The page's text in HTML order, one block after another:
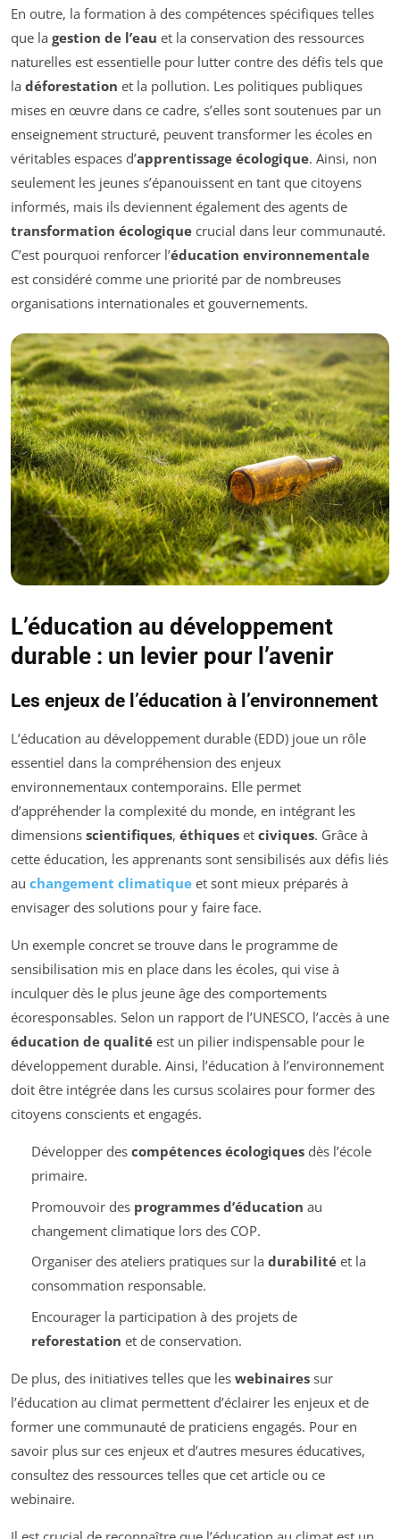
En outre, la formation à des compétences spécifiques telles
que la gestion de l’eau et la conservation des ressources
naturelles est essentielle pour lutter contre des défis tels que
la déforestation et la pollution. Les politiques publiques
mises en œuvre dans ce cadre, s’elles sont soutenues par un
enseignement structuré, peuvent transformer les écoles en
véritables espaces d’apprentissage écologique. Ainsi, non
seulement les jeunes s’épanouissent en tant que citoyens
informés, mais ils deviennent également des agents de
transformation écologique crucial dans leur communauté.
C’est pourquoi renforcer l’éducation environnementale
est considéré comme une priorité par de nombreuses
organisations internationales et gouvernements.
L’éducation au développement
durable : un levier pour l’avenir
Les enjeux de l’éducation à l’environnement
L’éducation au développement durable (EDD) joue un rôle
essentiel dans la compréhension des enjeux
environnementaux contemporains. Elle permet
d’appréhender la complexité du monde, en intégrant les
dimensions scientifiques, éthiques et civiques. Grâce à
cette éducation, les apprenants sont sensibilisés aux défis liés
au changement climatique et sont mieux préparés à
envisager des solutions pour y faire face.
Un exemple concret se trouve dans le programme de
sensibilisation mis en place dans les écoles, qui vise à
inculquer dès le plus jeune âge des comportements
écoresponsables. Selon un rapport de l’UNESCO, l’accès à une
éducation de qualité est un pilier indispensable pour le
développement durable. Ainsi, l’éducation à l’environnement
doit être intégrée dans les cursus scolaires pour former des
citoyens conscients et engagés.
Développer des compétences écologiquesdès l’école
primaire.
Promouvoir des programmes d’éducation au
changement climatique lors des COP.
Organiser des ateliers pratiques sur la durabilitéet la
consommation responsable.
Encourager la participation à des projets de
reforestation et de conservation.
De plus, des initiatives telles que les webinaires sur
l’éducation au climat permettent d’éclairer les enjeux et de
former une communauté de praticiens engagés. Pour en
savoir plus sur ces enjeux et d’autres mesures éducatives,
consultez des ressources telles que cet article ou ce
webinaire.